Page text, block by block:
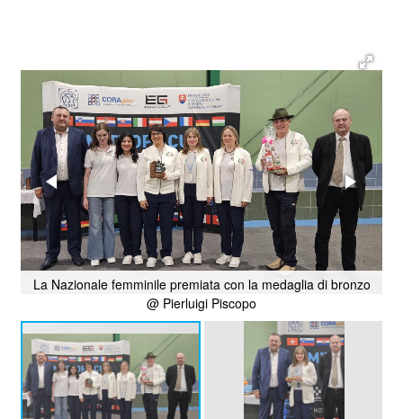
La Nazionale femminile premiata con la medaglia di bronzo
@ Pierluigi Piscopo